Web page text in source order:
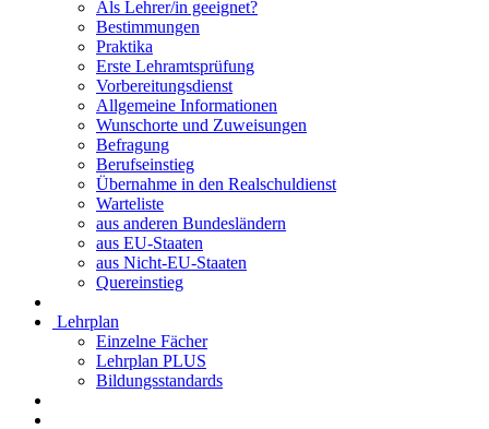
Als Lehrer/in geeignet?
Bestimmungen
Praktika
Erste Lehramtsprüfung
Vorbereitungsdienst
Allgemeine Informationen
Wunschorte und Zuweisungen
Befragung
Berufseinstieg
Übernahme in den Realschuldienst
Warteliste
aus anderen Bundesländern
aus EU-Staaten
aus Nicht-EU-Staaten
Quereinstieg
Lehrplan
Einzelne Fächer
Lehrplan PLUS
Bildungsstandards